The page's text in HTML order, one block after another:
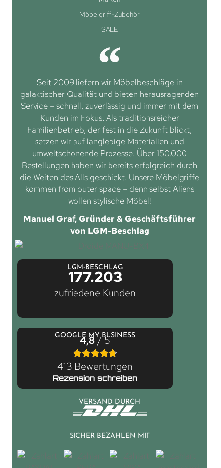
Möbelgriff-Zubehör
SALE
Seit 2009 liefern wir Möbelbeschläge in
galaktischer Qualität und bieten herausragenden
Service – schnell, zuverlässig und immer mit dem
Kunden im Fokus. Als traditionsreicher
Familienbetrieb, der fest in die Zukunft blickt,
setzen wir auf langlebige Materialien und
umweltschonende Prozesse. Über 150.000
Bestellungen haben wir bereits erfolgreich durch
die Weiten des Alls geschickt. Unsere Möbelgriffe
kommen from outer space – denn selbst Aliens
wollen stylische Möbel!
Manuel Graf, Gründer & Geschäftsführer
von LGM-Beschlag
LGM-BESCHLAG
177.203
zufriedene Kunden
GOOGLE MY BUSINESS
4,8/ 5
413 Bewertungen
Rezension schreiben
VERSAND DURCH
SICHER BEZAHLEN MIT